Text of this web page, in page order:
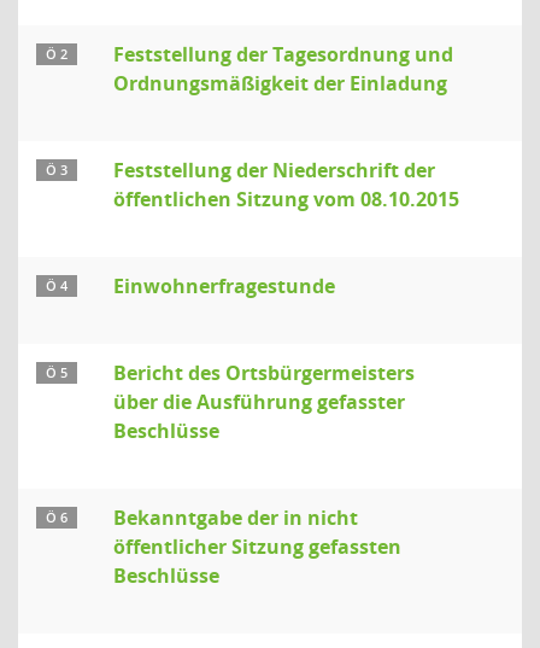
Ö 2
Feststellung der Tagesordnung und
Ordnungsmäßigkeit der Einladung
Ö 3
Feststellung der Niederschrift der
öffentlichen Sitzung vom 08.10.2015
Ö 4 Einwohnerfragestunde
Ö 5
Bericht des Ortsbürgermeisters
über die Ausführung gefasster
Beschlüsse
Ö 6
Bekanntgabe der in nicht
öffentlicher Sitzung gefassten
Beschlüsse